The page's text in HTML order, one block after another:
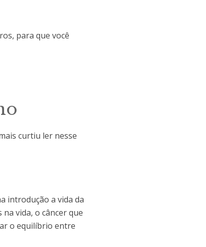
para que você
curtiu ler nesse
introdução a vida da
vida, o câncer que
o equilíbrio entre